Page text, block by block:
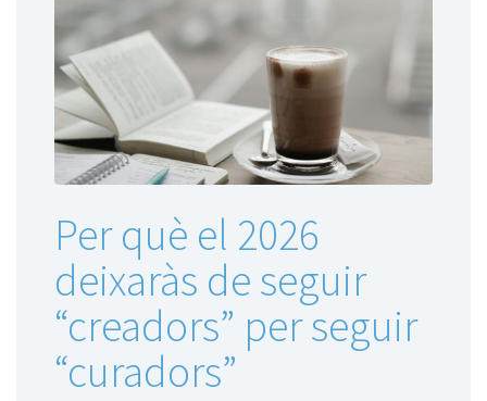
Per què el 2026
deixaràs de seguir
“creadors” per seguir
“curadors”